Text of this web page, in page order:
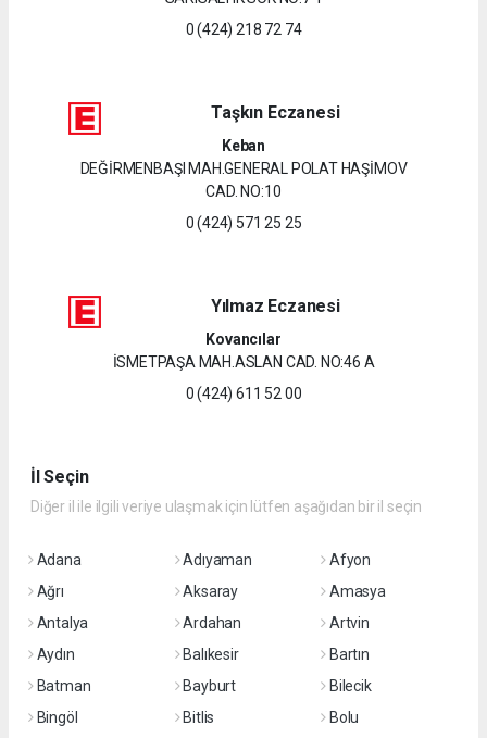
0 (424) 218 72 74
Taşkın Eczanesi
Keban
DEĞİRMENBAŞI MAH.GENERAL POLAT HAŞİMOV
CAD. NO:10
0 (424) 571 25 25
Yılmaz Eczanesi
Kovancılar
İSMETPAŞA MAH.ASLAN CAD. NO:46 A
0 (424) 611 52 00
İl Seçin
Diğer il ile ilgili veriye ulaşmak için lütfen aşağıdan bir il seçin
Adana Adıyaman
Afyon
Ağrı
Aksaray
Amasya
Antalya
Ardahan
Artvin
Aydın
Balıkesir
Bartın
Batman
Bayburt
Bilecik
Bingöl
Bitlis
Bolu